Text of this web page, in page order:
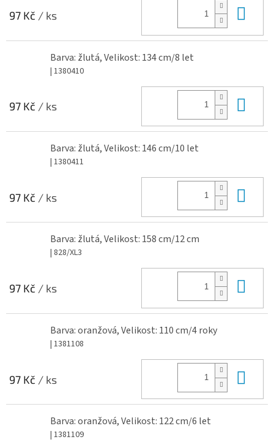
97 Kč / ks
Barva: žlutá, Velikost: 134 cm/8 let
| 1380410
97 Kč / ks
Barva: žlutá, Velikost: 146 cm/10 let
| 1380411
97 Kč / ks
Barva: žlutá, Velikost: 158 cm/12 cm
| 828/XL3
97 Kč / ks
Barva: oranžová, Velikost: 110 cm/4 roky
| 1381108
97 Kč / ks
Barva: oranžová, Velikost: 122 cm/6 let
| 1381109